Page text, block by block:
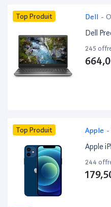
Top Produit Dell -
Dell
245
Top Produit Apple -
Apple
244